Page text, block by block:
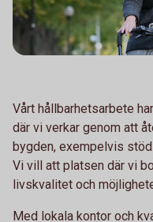
Vårt hållbarhetsarbete
där vi verkar genom att
bygden, exempelvis
Vi vill att platsen där vi
livskvalitet och
Med lokala kontor och